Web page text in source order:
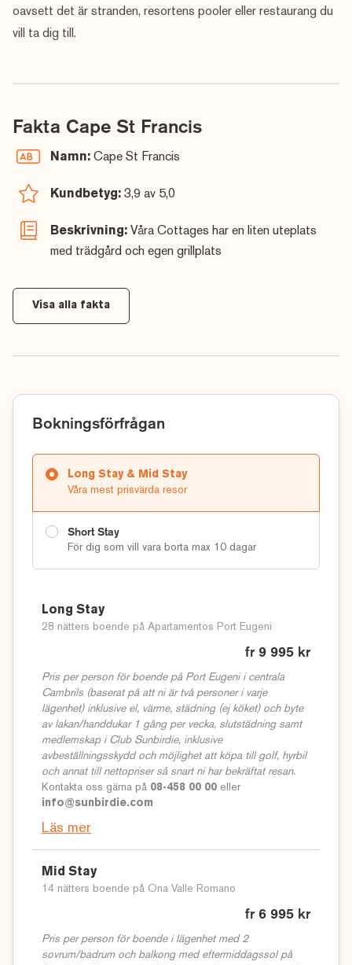
oavsett det är stranden, resortens pooler eller restaurang du
vill ta dig till.
Fakta Cape St Francis
Namn: Cape St Francis
Kundbetyg: 3,9 av 5,0
Beskrivning: Våra Cottages har en liten uteplats
med trädgård och egen grillplats
Visa alla fakta
Bokningsförfrågan
Long Stay & Mid Stay
Våra mest prisvärda resor
Short Stay
För dig som vill vara borta max 10 dagar
Long Stay
28 nätters boende på Apartamentos Port Eugeni
fr 9 995 kr
Pris per person för boende på Port Eugeni i centrala
Cambrils (baserat på att ni är två personer i varje
lägenhet) inklusive el, värme, städning (ej köket) och byte
av lakan/handdukar 1 gång per vecka, slutstädning samt
medlemskap i Club Sunbirdie, inklusive
avbeställningsskydd och möjlighet att köpa till golf, hyrbil
och annat till nettopriser så snart ni har bekräftat resan.
Kontakta oss gärna på 08-458 00 00 eller
info@sunbirdie.com
Läs mer
Mid Stay
14 nätters boende på Ona Valle Romano
fr 6 995 kr
Pris per person för boende i lägenhet med 2
sovrum/badrum och balkong med eftermiddagssol på